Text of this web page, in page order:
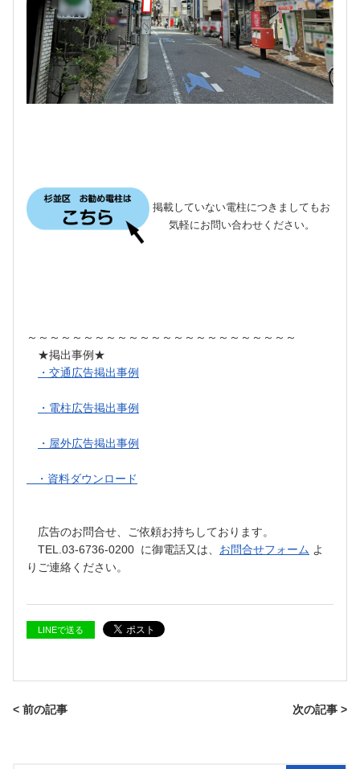
掲載していない電柱につきましてもお
気軽にお問い合わせください。
～～～～～～～～～～～～～～～～～～～～～～～～
★掲出事例★
・交通広告掲出事例
・電柱広告掲出事例
・屋外広告掲出事例
・資料ダウンロード
広告のお問合せ、ご依頼お持ちしております。
TEL.03-6736-0200 に御電話又は、 お問合せフォーム よ
りご連絡ください。
LINEで送る
< 前の記事 次の記事 >